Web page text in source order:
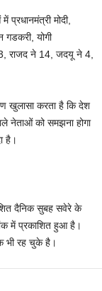
मोदी,
गडकरी, योगी
राजद ने 14, जदयू ने 4,
खुलासा करता है कि देश
नेताओं को समझना होगा
है।
दैनिक सुबह सवेरे के
में प्रकाशित हुआ है।
भी रह चुके है।